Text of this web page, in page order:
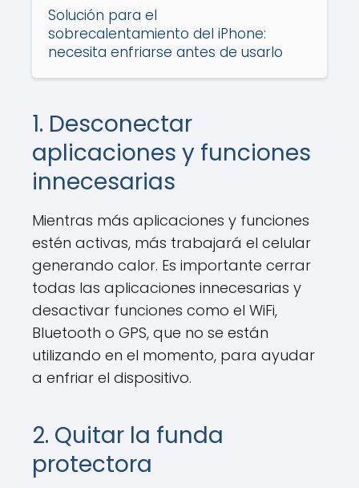
Solución para el
sobrecalentamiento del iPhone:
necesita enfriarse antes de usarlo
1. Desconectar
aplicaciones y funciones
innecesarias
Mientras más aplicaciones y funciones
estén activas, más trabajará el celular
generando calor. Es importante cerrar
todas las aplicaciones innecesarias y
desactivar funciones como el WiFi,
Bluetooth o GPS, que no se están
utilizando en el momento, para ayudar
a enfriar el dispositivo.
2. Quitar la funda
protectora